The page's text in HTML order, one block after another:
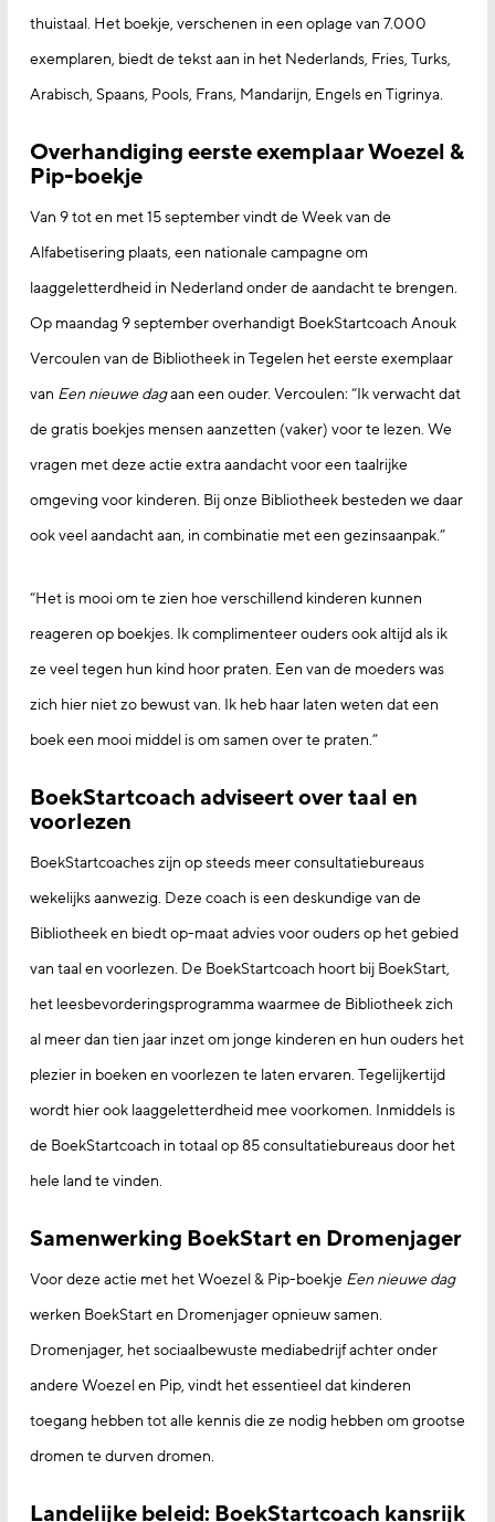
thuistaal. Het boekje, verschenen in een oplage van 7.000
exemplaren, biedt de tekst aan in het Nederlands, Fries, Turks,
Arabisch, Spaans, Pools, Frans, Mandarijn, Engels en Tigrinya.
Overhandiging eerste exemplaar Woezel &
Pip-boekje
Van 9 tot en met 15 september vindt de Week van de
Alfabetisering plaats, een nationale campagne om
laaggeletterdheid in Nederland onder de aandacht te brengen.
Op maandag 9 september overhandigt BoekStartcoach Anouk
Vercoulen van de Bibliotheek in Tegelen het eerste exemplaar
van Een nieuwe dagaan een ouder. Vercoulen: “Ik verwacht dat
de gratis boekjes mensen aanzetten (vaker) voor te lezen. We
vragen met deze actie extra aandacht voor een taalrijke
omgeving voor kinderen. Bij onze Bibliotheek besteden we daar
ook veel aandacht aan, in combinatie met een gezinsaanpak.”
“Het is mooi om te zien hoe verschillend kinderen kunnen
reageren op boekjes. Ik complimenteer ouders ook altijd als ik
ze veel tegen hun kind hoor praten. Een van de moeders was
zich hier niet zo bewust van. Ik heb haar laten weten dat een
boek een mooi middel is om samen over te praten.”
BoekStartcoach adviseert over taal en
voorlezen
BoekStartcoaches zijn op steeds meer consultatiebureaus
wekelijks aanwezig. Deze coach is een deskundige van de
Bibliotheek en biedt op-maat advies voor ouders op het gebied
van taal en voorlezen. De BoekStartcoach hoort bij BoekStart,
het leesbevorderingsprogramma waarmee de Bibliotheek zich
al meer dan tien jaar inzet om jonge kinderen en hun ouders het
plezier in boeken en voorlezen te laten ervaren. Tegelijkertijd
wordt hier ook laaggeletterdheid mee voorkomen. Inmiddels is
de BoekStartcoach in totaal op 85 consultatiebureaus door het
hele land te vinden.
Samenwerking BoekStart en Dromenjager
Voor deze actie met het Woezel & Pip-boekje Een nieuwe dag
werken BoekStart en Dromenjager opnieuw samen.
Dromenjager, het sociaalbewuste mediabedrijf achter onder
andere Woezel en Pip, vindt het essentieel dat kinderen
toegang hebben tot alle kennis die ze nodig hebben om grootse
dromen te durven dromen.
Landelijke beleid: BoekStartcoach kansrijk